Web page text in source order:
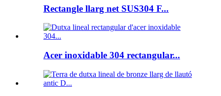
Rectangle llarg net SUS304 F...
Acer inoxidable 304 rectangular...